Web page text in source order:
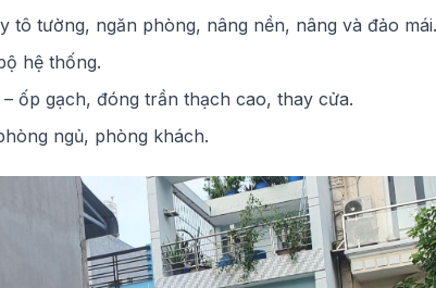
tô tường, ngăn phòng, nâng nền, nâng và đảo mái.
hệ thống.
ốp gạch, đóng trần thạch cao, thay cửa.
ngủ, phòng khách.